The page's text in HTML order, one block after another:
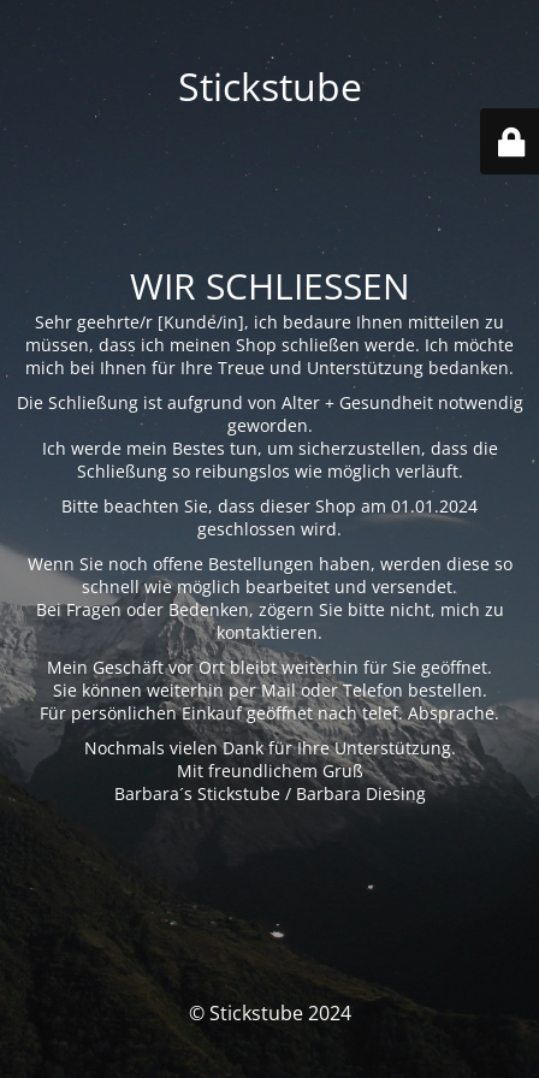
Stickstube
WIR SCHLIESSEN
Sehr geehrte/r [Kunde/in], ich bedaure Ihnen mitteilen zu
müssen, dass ich meinen Shop schließen werde. Ich möchte
mich bei Ihnen für Ihre Treue und Unterstützung bedanken.
Die Schließung ist aufgrund von Alter + Gesundheit notwendig
geworden.
Ich werde mein Bestes tun, um sicherzustellen, dass die
Schließung so reibungslos wie möglich verläuft.
Bitte beachten Sie, dass dieser Shop am 01.01.2024
geschlossen wird.
Wenn Sie noch offene Bestellungen haben, werden diese so
schnell wie möglich bearbeitet und versendet.
Bei Fragen oder Bedenken, zögern Sie bitte nicht, mich zu
kontaktieren.
Mein Geschäft vor Ort bleibt weiterhin für Sie geöffnet.
Sie können weiterhin per Mail oder Telefon bestellen.
Für persönlichen Einkauf geöffnet nach telef. Absprache.
Nochmals vielen Dank für Ihre Unterstützung.
Mit freundlichem Gruß
Barbara´s Stickstube / Barbara Diesing
© Stickstube 2024